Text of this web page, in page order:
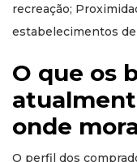
recreação;
estabelecimentos
O que os
onde
O perfil dos